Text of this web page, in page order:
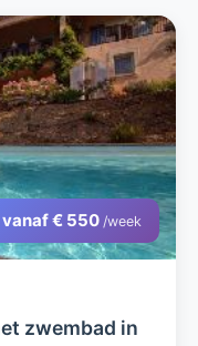
vanaf € 550 /week
zwembad in